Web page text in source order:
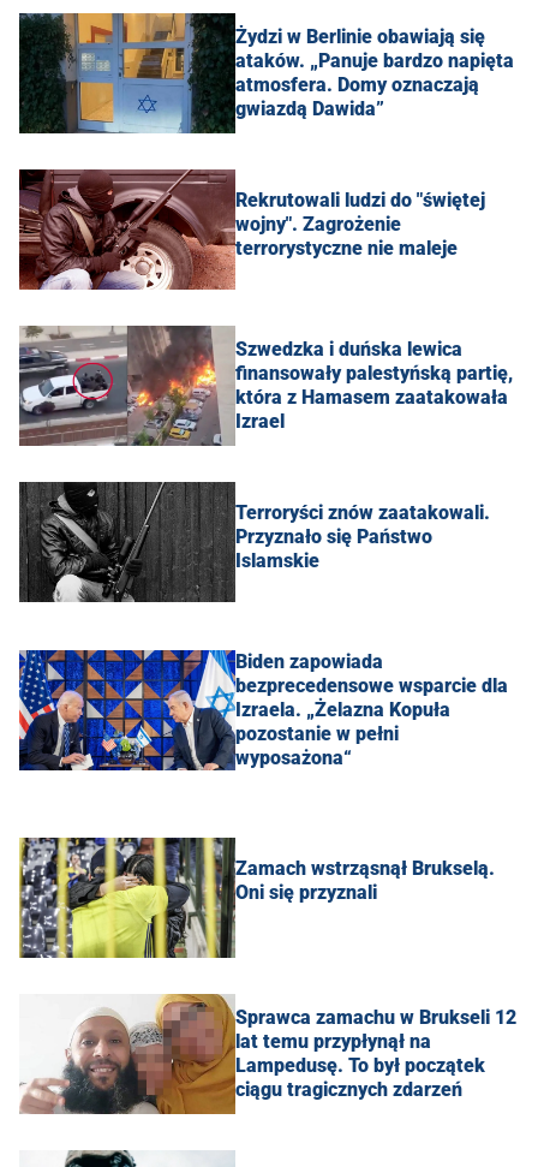
Żydzi w Berlinie obawiają się
ataków. „Panuje bardzo napięta
atmosfera. Domy oznaczają
gwiazdą Dawida”
Rekrutowali ludzi do "świętej
wojny". Zagrożenie
terrorystyczne nie maleje
Szwedzka i duńska lewica
finansowały palestyńską partię,
która z Hamasem zaatakowała
Izrael
Terroryści znów zaatakowali.
Przyznało się Państwo
Islamskie
Biden zapowiada
bezprecedensowe wsparcie dla
Izraela. „Żelazna Kopuła
pozostanie w pełni
wyposażona“
Zamach wstrząsnął Brukselą.
Oni się przyznali
Sprawca zamachu w Brukseli 12
lat temu przypłynął na
Lampedusę. To był początek
ciągu tragicznych zdarzeń